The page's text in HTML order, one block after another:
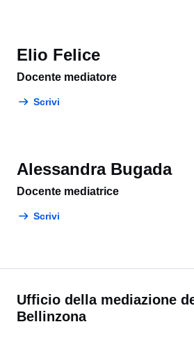
Elio Felice
Docente mediatore
Scrivi
Alessandra Bugada
Docente mediatrice
Scrivi
Ufficio della mediazione
Bellinzona